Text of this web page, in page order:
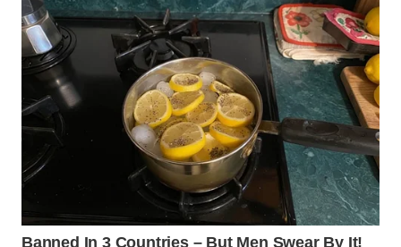
WN
MAJALENGKA
WN
SUBANG
WN